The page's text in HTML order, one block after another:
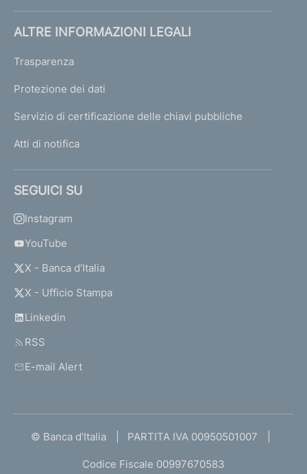
ALTRE INFORMAZIONI LEGALI
Trasparenza
Protezione dei dati
Servizio di certificazione delle chiavi pubbliche
Atti di notifica
SEGUICI SU
Instagram
YouTube
X - Banca d’Italia
X - Ufficio Stampa
Linkedin
RSS
E-mail Alert
© Banca d'Italia PARTITA IVA 00950501007
Codice Fiscale 00997670583